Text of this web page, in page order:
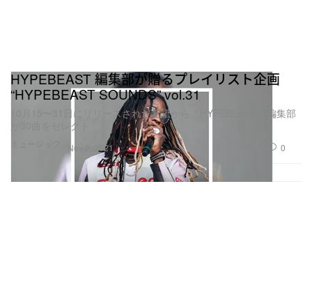
HYPEBEAST 編集部が贈るプレイリスト企画
“HYPEBEAST SOUNDS” vol.31
10月15〜31日にリリースされた新譜から『HYPEBEAST』編集部
が30曲をセレクト
Nov 2, 2021 0